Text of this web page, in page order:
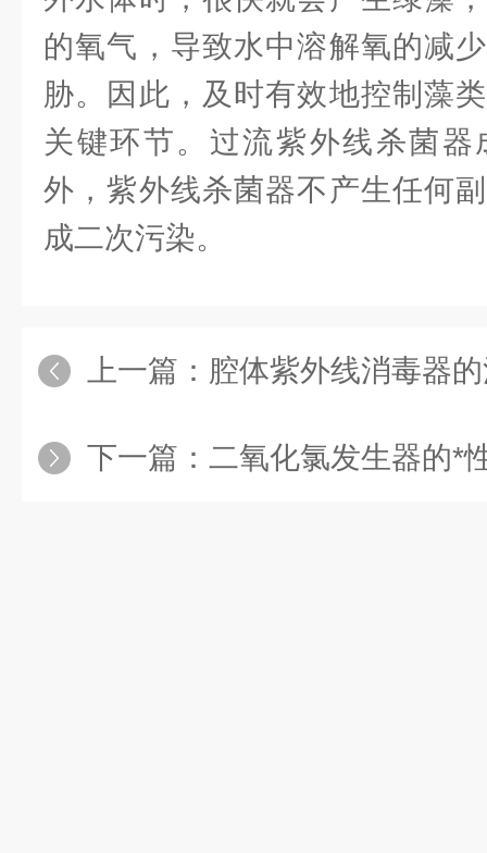
的氧气，导致水中溶解氧的减
胁。因此，及时有效地控制藻
关键环节。过流紫外线杀菌
外，紫外线杀菌器不产生任何
成二次污染。
上一篇： 腔体紫外线消毒器
下一篇： 二氧化氯发生器的*